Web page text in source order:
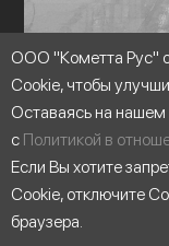
ООО "Кометта Рус"
Cookie, чтобы
Оставаясь на нашем
с Политикой в
Если Вы хотите
Cookie, отключите
браузера.